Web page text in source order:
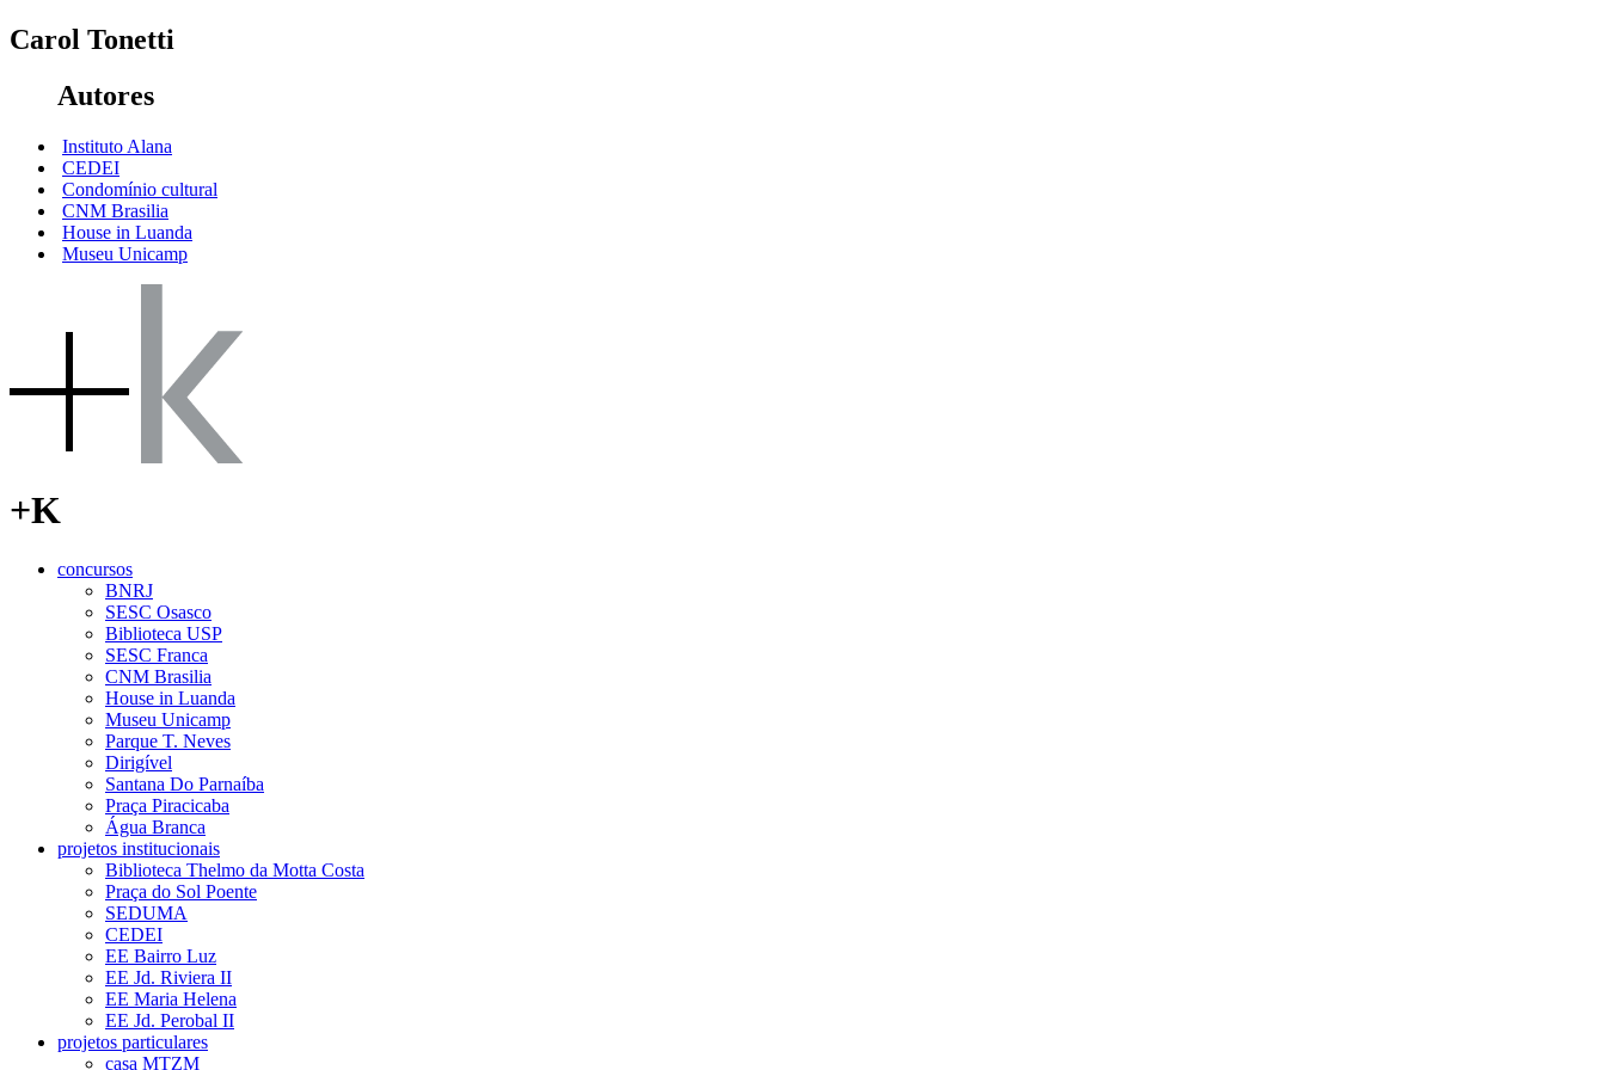
Carol Tonetti
Autores
Instituto Alana
CEDEI
Condomínio cultural
CNM Brasilia
House in Luanda
Museu Unicamp
+K
concursos
BNRJ
SESC Osasco
Biblioteca USP
SESC Franca
CNM Brasilia
House in Luanda
Museu Unicamp
Parque T. Neves
Dirigível
Santana Do Parnaíba
Praça Piracicaba
Água Branca
projetos institucionais
Biblioteca Thelmo da Motta Costa
Praça do Sol Poente
SEDUMA
CEDEI
EE Bairro Luz
EE Jd. Riviera II
EE Maria Helena
EE Jd. Perobal II
projetos particulares
casa MTZM